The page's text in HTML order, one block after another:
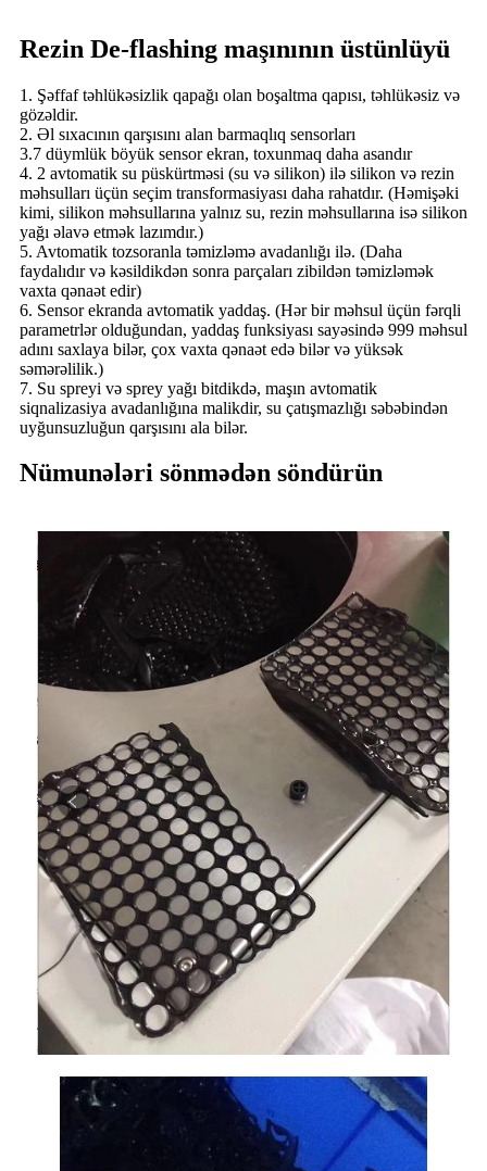
Rezin De-flashing maşınının üstünlüyü
1. Şəffaf təhlükəsizlik qapağı olan boşaltma qapısı, təhlükəsiz və
gözəldir.
2. Əl sıxacının qarşısını alan barmaqlıq sensorları
3.7 düymlük böyük sensor ekran, toxunmaq daha asandır
4. 2 avtomatik su püskürtməsi (su və silikon) ilə silikon və rezin
məhsulları üçün seçim transformasiyası daha rahatdır. (Həmişəki
kimi, silikon məhsullarına yalnız su, rezin məhsullarına isə silikon
yağı əlavə etmək lazımdır.)
5. Avtomatik tozsoranla təmizləmə avadanlığı ilə. (Daha
faydalıdır və kəsildikdən sonra parçaları zibildən təmizləmək
vaxta qənaət edir)
6. Sensor ekranda avtomatik yaddaş. (Hər bir məhsul üçün fərqli
parametrlər olduğundan, yaddaş funksiyası sayəsində 999 məhsul
adını saxlaya bilər, çox vaxta qənaət edə bilər və yüksək
səmərəlilik.)
7. Su spreyi və sprey yağı bitdikdə, maşın avtomatik
siqnalizasiya avadanlığına malikdir, su çatışmazlığı səbəbindən
uyğunsuzluğun qarşısını ala bilər.
Nümunələri sönmədən söndürün